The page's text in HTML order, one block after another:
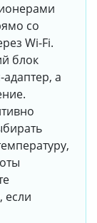
со
Wi-Fi.
блок
а
если